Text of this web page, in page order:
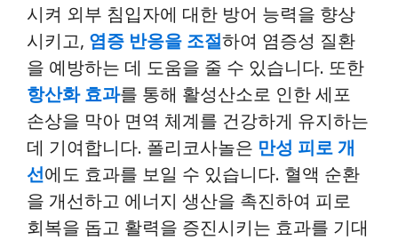
시켜 외부 침입자에 대한 방어 능력을 향상
시키고, 염증 반응을 조절하여 염증성 질환
을 예방하는 데 도움을 줄 수 있습니다. 또한
항산화 효과를 통해 활성산소로 인한 세포
손상을 막아 면역 체계를 건강하게 유지하는
데 기여합니다. 폴리코사놀은 만성 피로 개
선에도 효과를 보일 수 있습니다. 혈액 순환
을 개선하고 에너지 생산을 촉진하여 피로
회복을 돕고 활력을 증진시키는 효과를 기대